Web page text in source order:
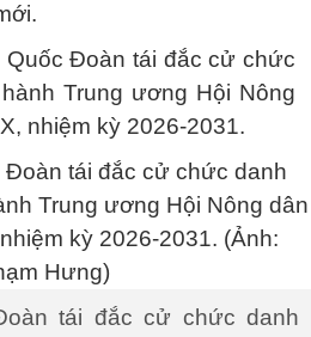
Đoàn tái đắc cử chức
Trung ương Hội Nông
nhiệm kỳ 2026-2031.
tái đắc cử chức danh